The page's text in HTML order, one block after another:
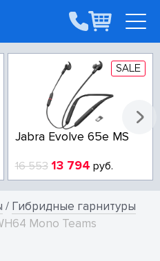
SALE
Jabra Evolve 65e MS
16 553 13 794 руб.
/ Гибридные гарнитуры
Mono Teams